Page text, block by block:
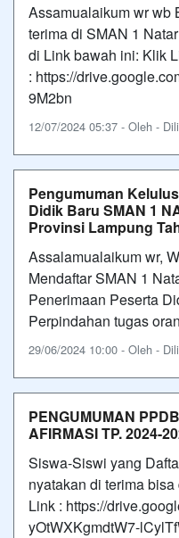
Assamualaikum wr wb
terima di SMAN 1
di Link bawah ini: Klik
: https://
9M2bn
12/07/2024 05:37 - Oleh -
Pengumuman
Didik Baru SMAN 1
Provinsi Lampung
Assalamualaikum wr,
Mendaftar SMAN 1
Penerimaan Peserta
Perpindahan tugas
29/06/2024 10:00 - Oleh -
PENGUMUMAN
AFIRMASI TP. 2024-
Siswa-Siswi yang
nyatakan di terima
Link : https://
yOtWXKgmdtW7-